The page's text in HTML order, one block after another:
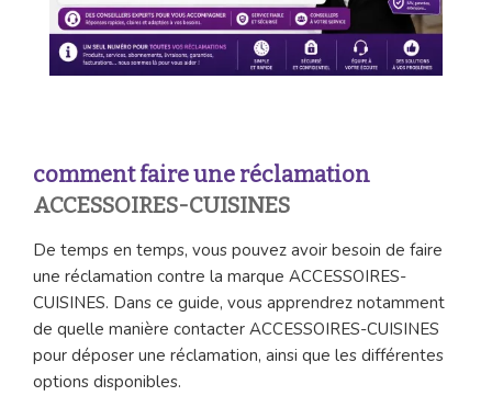
comment faire une réclamation
ACCESSOIRES-CUISINES
De temps en temps, vous pouvez avoir besoin de faire
une réclamation contre la marque ACCESSOIRES-
CUISINES. Dans ce guide, vous apprendrez notamment
de quelle manière contacter ACCESSOIRES-CUISINES
pour déposer une réclamation, ainsi que les différentes
options disponibles.